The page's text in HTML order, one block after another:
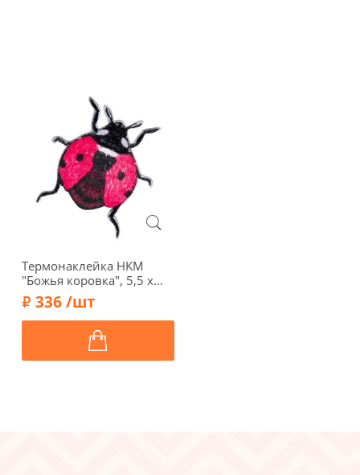
Термонаклейка HKM
"Божья коровка", 5,5 х
5,0 см, цвет красный,
39279
336 /шт